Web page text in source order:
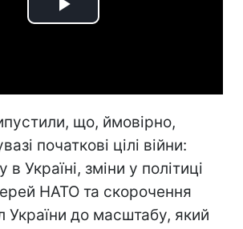
Play
що, ймовірно,
початкові цілі війни:
Україні, зміни у політиці
НАТО та скорочення
України до масштабу, який